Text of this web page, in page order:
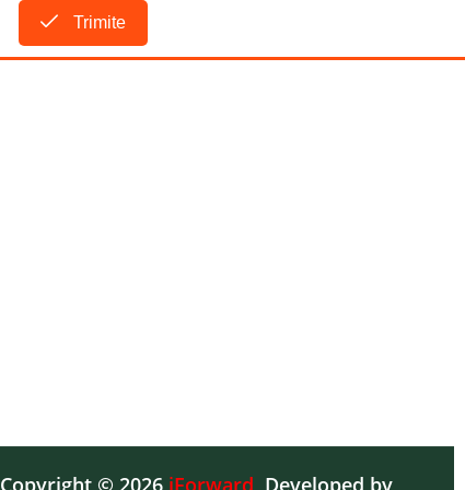
Trimite
Copyright © 2026 iForward Developed by